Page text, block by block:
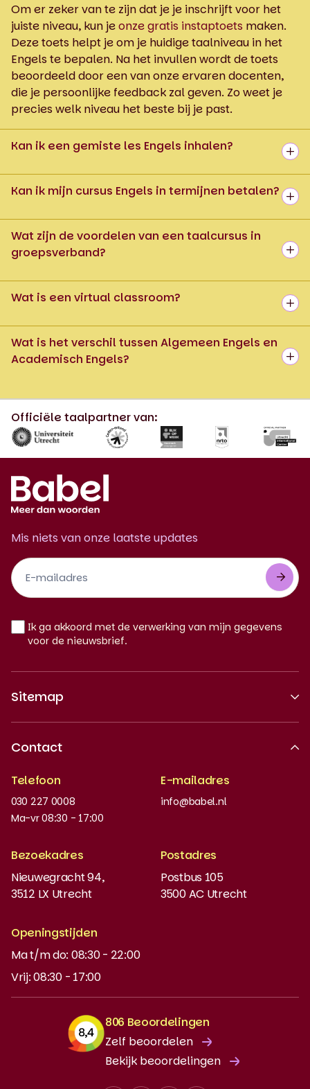
Om er zeker van te zijn dat je je inschrijft voor het
juiste niveau, kun jeonze gratis instaptoets maken.
Deze toets helpt je om je huidige taalniveau in het
Engels te bepalen. Na het invullen wordt de toets
beoordeeld door een van onze ervaren docenten,
die je persoonlijke feedback zal geven. Zo weet je
precies welk niveau het beste bij je past.
Kan ik een gemiste les Engels inhalen?
Kan ik mijn cursus Engels in termijnen betalen?
Wat zijn de voordelen van een taalcursus in
groepsverband?
Wat is een virtual classroom?
Wat is het verschil tussen Algemeen Engels en
Academisch Engels?
Officiële taalpartner van:
Mis niets van onze laatste updates
Footer
Newsletter
NL
Ik ga akkoord met de verwerking van mijn gegevens
voor de nieuwsbrief.
Sitemap
Nieuws en updates
Instaptoets
MyBabel
NT2
DUO-lening
Contact
Telefoon
030 227 0008
Ma-vr 08:30 - 17:00
E-mailadres
info@babel.nl
Bezoekadres
Nieuwegracht 94,
3512 LX Utrecht
Postadres
Postbus 105
3500 AC Utrecht
Openingstijden
Ma t/m do: 08:30 - 22:00
Vrij: 08:30 - 17:00
806 Beoordelingen
Zelf beoordelen
Bekijk beoordelingen